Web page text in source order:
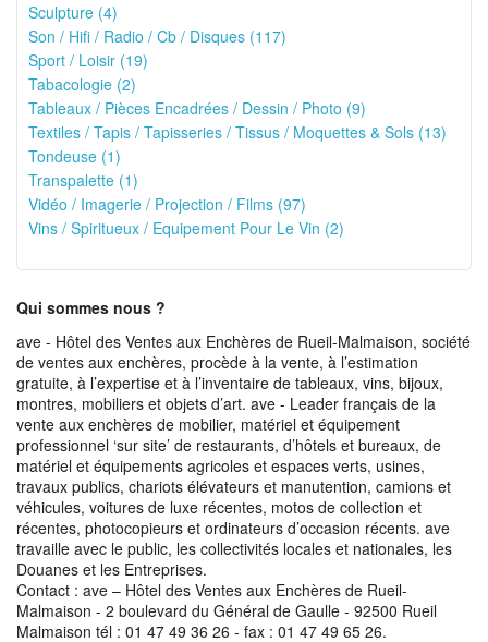
Sculpture (4)
Son / Hifi / Radio / Cb / Disques (117)
Sport / Loisir (19)
Tabacologie (2)
Tableaux / Pièces Encadrées / Dessin / Photo (9)
Textiles / Tapis / Tapisseries / Tissus / Moquettes & Sols (13)
Tondeuse (1)
Transpalette (1)
Vidéo / Imagerie / Projection / Films (97)
Vins / Spiritueux / Equipement Pour Le Vin (2)
Qui sommes nous ?
ave - Hôtel des Ventes aux Enchères de Rueil-Malmaison, société
de ventes aux enchères, procède à la vente, à l’estimation
gratuite, à l’expertise et à l’inventaire de tableaux, vins, bijoux,
montres, mobiliers et objets d’art. ave - Leader français de la
vente aux enchères de mobilier, matériel et équipement
professionnel ‘sur site’ de restaurants, d’hôtels et bureaux, de
matériel et équipements agricoles et espaces verts, usines,
travaux publics, chariots élévateurs et manutention, camions et
véhicules, voitures de luxe récentes, motos de collection et
récentes, photocopieurs et ordinateurs d’occasion récents. ave
travaille avec le public, les collectivités locales et nationales, les
Douanes et les Entreprises.
Contact : ave – Hôtel des Ventes aux Enchères de Rueil-
Malmaison - 2 boulevard du Général de Gaulle - 92500 Rueil
Malmaison tél : 01 47 49 36 26 - fax : 01 47 49 65 26.